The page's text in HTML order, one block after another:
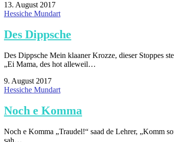
13. August 2017
Hessiche Mundart
Des Dippsche
Des Dippsche Mein klaaner Krozze, dieser Stoppes
„Ei Mama, des hot alleweil…
9. August 2017
Hessiche Mundart
Noch e Komma
Noch e Komma „Traudel!“ saad de Lehrer, „Komm
sah…